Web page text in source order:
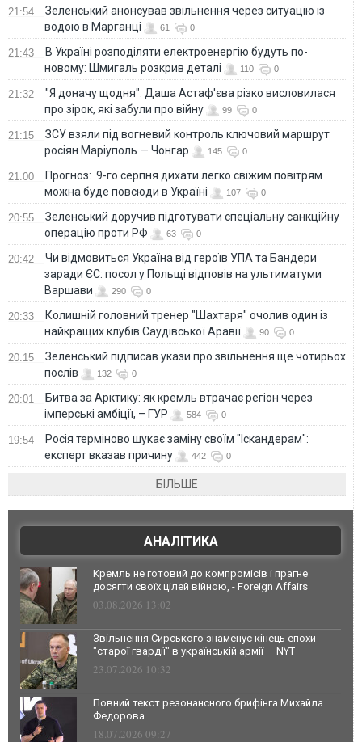
21:54
Зеленський анонсував звільнення через ситуацію із
водою в Марганці
61 0
21:43
В Україні розподіляти електроенергію будуть по-
новому: Шмигаль розкрив деталі
110 0
21:32
"Я доначу щодня": Даша Астаф'єва різко висловилася
про зірок, які забули про війну
99 0
21:15
ЗСУ взяли під вогневий контроль ключовий маршрут
росіян Маріуполь — Чонгар
145 0
21:00
Прогноз: 9-го серпня дихати легко свіжим повітрям
можна буде повсюди в Україні
107 0
20:55
Зеленський доручив підготувати спеціальну санкційну
операцію проти РФ
63 0
20:42
Чи відмовиться Україна від героїв УПА та Бандери
заради ЄС: посол у Польщі відповів на ультиматуми
Варшави
290 0
20:33
Колишній головний тренер "Шахтаря" очолив один із
найкращих клубів Саудівської Аравії
90 0
20:15
Зеленський підписав укази про звільнення ще чотирьох
послів
132 0
20:01
Битва за Арктику: як кремль втрачає регіон через
імперські амбіції, – ГУР
584 0
19:54
Росія терміново шукає заміну своїм "Іскандерам":
експерт вказав причину
442 0
БІЛЬШЕ
АНАЛІТИКА
Кремль не готовий до компромісів і прагне
досягти своїх цілей війною, - Foreign Affairs
03.08.2026 13:02
Звільнення Сирського знаменує кінець епохи
"старої гвардії" в українській армії — NYT
23.07.2026 10:32
Повний текст резонансного брифінга Михайла
Федорова
18.07.2026 09:27